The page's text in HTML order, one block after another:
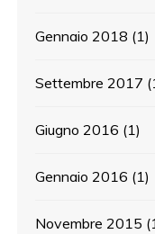
Gennaio 2018 (1)
Settembre 2017
Giugno 2016 (1)
Gennaio 2016 (1)
Novembre 2015